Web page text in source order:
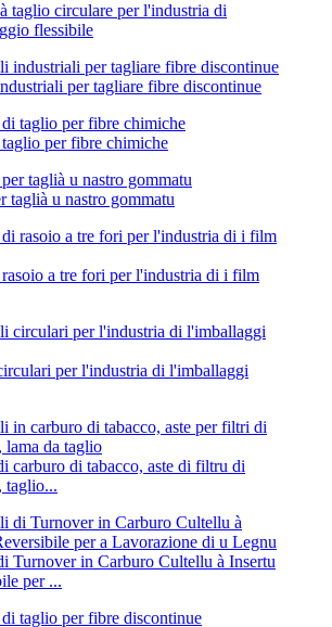
taglio circulare per l'industria di
flessibile
per tagliare fibre discontinue
per fibre chimiche
taglià u nastro gommatu
a tre fori per l'industria di i film
per l'industria di l'imballaggi
carburo di tabacco, aste di filtru di
taglio...
Turnover in Carburo Cultellu à Insertu
per ...